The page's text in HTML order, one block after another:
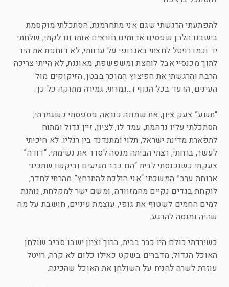
להפתעתי הרגשתי שגם אני מתחרמנת, הסתכלתי מוקסמת
בישבנו הלבן שפסים אדומים חורצים אותו ונדלקתי, שלחתי
יד וכמו רויטל לחצתי באגרופי על ערוותי, לא דוחפת את היד
לתוך מכנסיי אבל לוחצת ומשפשפת, מאוננת, לא הייתי צריכה
הרבה והרגשתי את הפיצוץ המוכר בבטן, הזיקוקים מול
העינים, הרעד בכל הגוף ו…גמרתי, גמירה מתוקה כל כך.
“תשע” צעק ציון, את שמונה כנראה פספסתי כשגמרתי,
הסתכלתי עליו נדהמת, עמד לו, לציון, זיין גדול ומתוח
לתפארת מדינת ישראל, תלוי ומתנדנד בין רגליו. לא חיכיתי
לעשר, ברחתי, רצתי הביתה מנסה לסדר את נשימתי. “דודה”
צעקתי כשנכנסתי לבית “הם כבר מגיעים וביקשו שתכיני
ארוחת ערב” המשכתי “אני הולכת להתרחץ” מהרתי לחדר,
לוקחת בגדים נקיים מהמזוודה, ומשם ישר למקלחת, נותנת
למים החמים לשטוף את גופי, עוצמת עיניים, חושבת על מה
שהיה ומנסה להרגע.
כשירדתי כולם היו כבר בבית, ברוך וציון ישבו סביב שולחן
האוכל הגדול, מדברים בשקט כאילו כלום לא קרה, רויטל
עוזרת לשרה להניח על השולחן את האוכל שהכינה.